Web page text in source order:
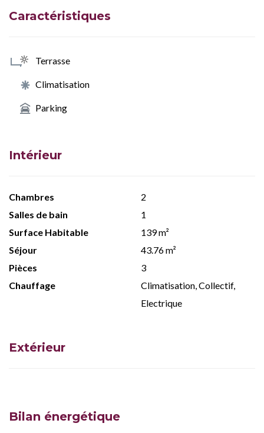
Caractéristiques
Terrasse
Climatisation
Parking
Intérieur
Chambres
2
Salles de bain
1
Surface Habitable
139 m²
Séjour
43.76 m²
Pièces
3
Chauffage
Climatisation, Collectif,
Electrique
Extérieur
Bilan énergétique